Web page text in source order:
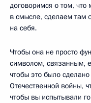
договоримся о том,
в смысле, сделаем там
на себя.
Чтобы она не просто
символом, связанным,
чтобы это было
Отечественной войны,
чтобы вы испытывали